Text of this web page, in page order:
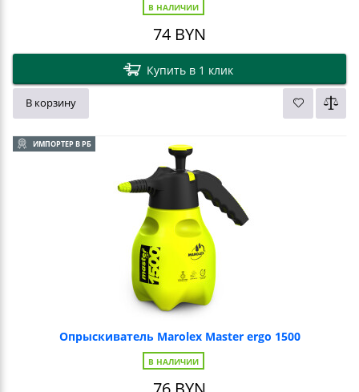
В НАЛИЧИИ
74 BYN
Купить в 1 клик
В корзину
ИМПОРТЕР В РБ
Опрыскиватель Marolex Master ergo 1500
В НАЛИЧИИ